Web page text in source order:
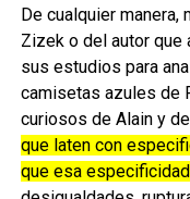
De cualquier manera,
Zizek o del autor que
sus estudios para
camisetas azules de
curiosos de Alain y
que laten con
que esa especificidad